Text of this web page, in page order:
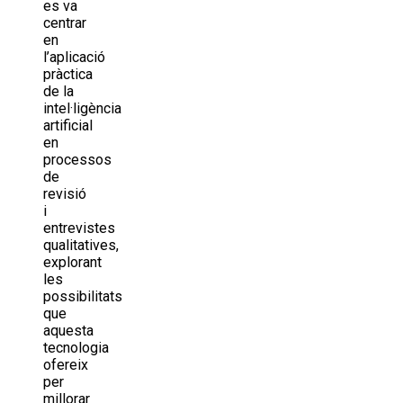
es va
centrar
en
l’aplicació
pràctica
de la
intel·ligència
artificial
en
processos
de
revisió
i
entrevistes
qualitatives,
explorant
les
possibilitats
que
aquesta
tecnologia
ofereix
per
millorar